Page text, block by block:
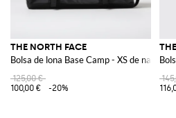
THE NORTH FACE
Bolsa de lona Base Camp - XS de nailon
125,00 €
100,00 €
-20%